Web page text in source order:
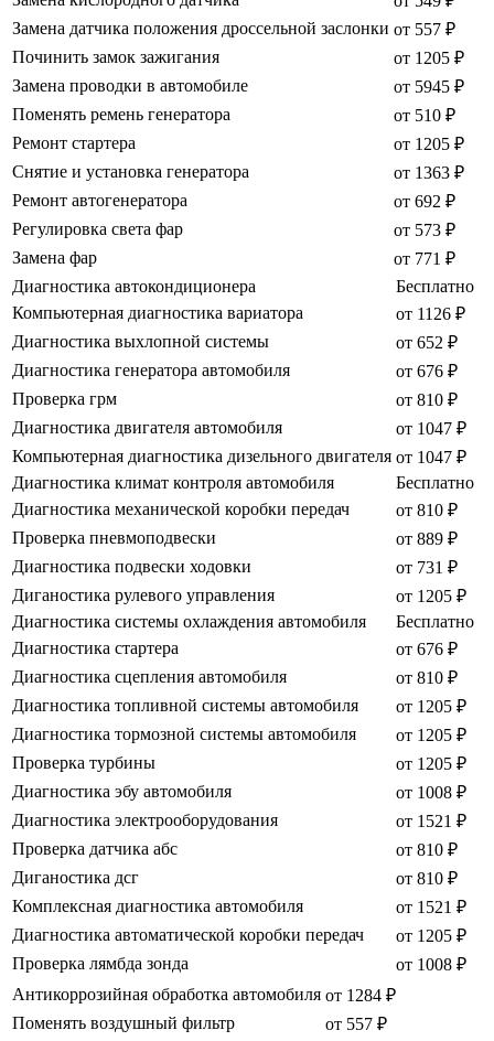
Замена датчика положения дроссельной заслонки от 557 ₽
Починить замок зажигания
от 1205 ₽
Замена проводки в автомобиле
от 5945 ₽
Поменять ремень генератора
от 510 ₽
Ремонт стартера
от 1205 ₽
Снятие и установка генератора
от 1363 ₽
Ремонт автогенератора
от 692 ₽
Регулировка света фар
от 573 ₽
Замена фар
от 771 ₽
Диагностика автокондиционера
Бесплатно
Компьютерная диагностика вариатора
от 1126 ₽
Диагностика выхлопной системы
от 652 ₽
Диагностика генератора автомобиля
от 676 ₽
Проверка грм
от 810 ₽
Диагностика двигателя автомобиля
от 1047 ₽
Компьютерная диагностика дизельного двигателя от 1047 ₽
Диагностика климат контроля автомобиля
Бесплатно
Диагностика механической коробки передач
от 810 ₽
Проверка пневмоподвески
от 889 ₽
Диагностика подвески ходовки
от 731 ₽
Диганостика рулевого управления
от 1205 ₽
Диагностика системы охлаждения автомобиля
Бесплатно
Диагностика стартера
от 676 ₽
Диагностика сцепления автомобиля
от 810 ₽
Диагностика топливной системы автомобиля
от 1205 ₽
Диагностика тормозной системы автомобиля
от 1205 ₽
Проверка турбины
от 1205 ₽
Диагностика эбу автомобиля
от 1008 ₽
Диагностика электрооборудования
от 1521 ₽
Проверка датчика абс
от 810 ₽
Диганостика дсг
от 810 ₽
Комплексная диагностика автомобиля
от 1521 ₽
Диагностика автоматической коробки передач
от 1205 ₽
Проверка лямбда зонда
от 1008 ₽
Антикоррозийная обработка автомобиля от 1284 ₽
Поменять воздушный фильтр
от 557 ₽